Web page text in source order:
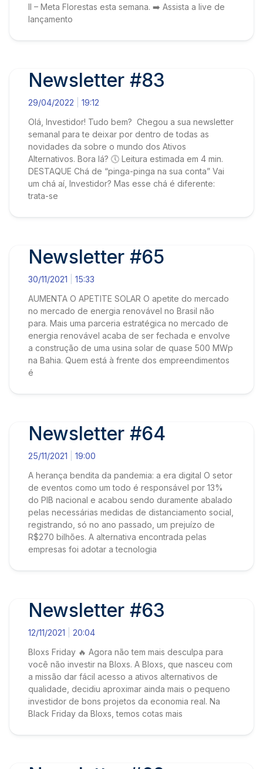
II – Meta Florestas esta semana. ➡️ Assista a live de
lançamento
Newsletter #83
29/04/2022
19:12
Olá, Investidor! Tudo bem? Chegou a sua newsletter
semanal para te deixar por dentro de todas as
novidades da sobre o mundo dos Ativos
Alternativos. Bora lá? 🕔 Leitura estimada em 4 min.
DESTAQUE Chá de “pinga-pinga na sua conta” Vai
um chá aí, Investidor? Mas esse chá é diferente:
trata-se
Newsletter #65
30/11/2021
15:33
AUMENTA O APETITE SOLAR O apetite do mercado
no mercado de energia renovável no Brasil não
para. Mais uma parceria estratégica no mercado de
energia renovável acaba de ser fechada e envolve
a construção de uma usina solar de quase 500 MWp
na Bahia. Quem está à frente dos empreendimentos
é
Newsletter #64
25/11/2021
19:00
A herança bendita da pandemia: a era digital O setor
de eventos como um todo é responsável por 13%
do PIB nacional e acabou sendo duramente abalado
pelas necessárias medidas de distanciamento social,
registrando, só no ano passado, um prejuízo de
R$270 bilhões. A alternativa encontrada pelas
empresas foi adotar a tecnologia
Newsletter #63
12/11/2021
20:04
Bloxs Friday 🔥 Agora não tem mais desculpa para
você não investir na Bloxs. A Bloxs, que nasceu com
a missão dar fácil acesso a ativos alternativos de
qualidade, decidiu aproximar ainda mais o pequeno
investidor de bons projetos da economia real. Na
Black Friday da Bloxs, temos cotas mais